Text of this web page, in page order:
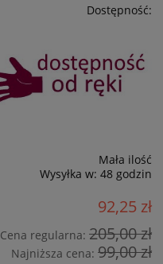
Dostępność:
Mała ilość
Wysyłka w: 48 godzin
92,25 zł
Cena regularna: 205,00 zł
Najniższa cena: 99,00 zł